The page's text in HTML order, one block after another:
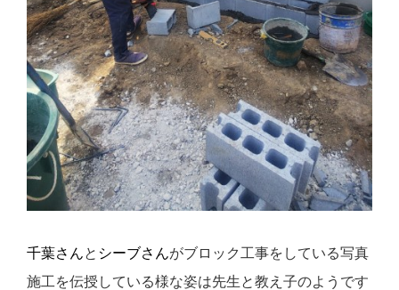
千葉さんと シーブさんがブロック工事をしている写真
施工を伝授している様な姿は先生と教え子のようです